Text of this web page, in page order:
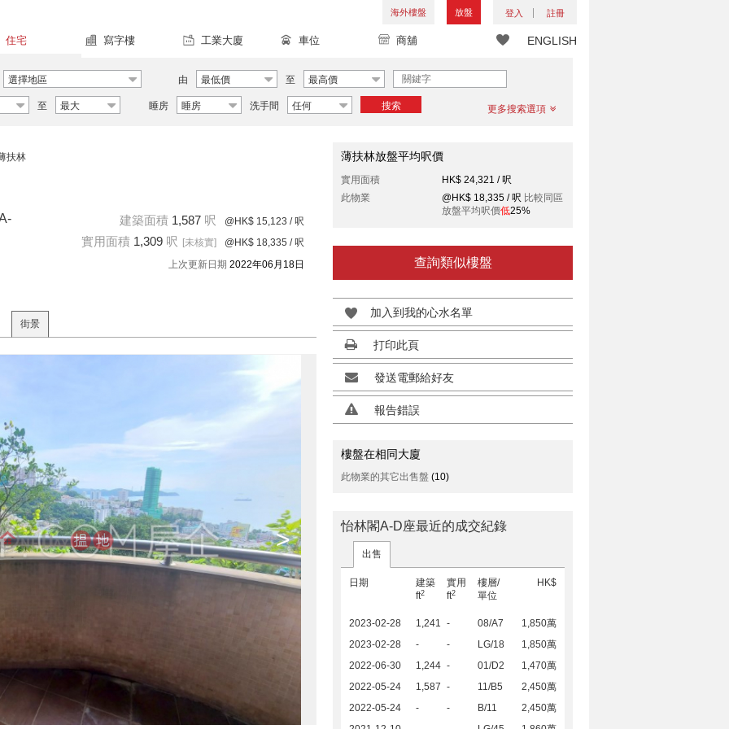
海外樓盤 放盤 登入 註冊
ENGLISH
住宅 寫字樓 工業大廈 車位 商舖
選擇地區 由 最低價 至 最高價
至 最大 睡房 睡房 洗手間 任何 搜索 更多搜索選項
扶林
建築面積 1,587 呎 @HK$ 15,123 / 呎
實用面積 1,309 呎 [未核實] @HK$ 18,335 / 呎
上次更新日期 2022年06月18日
街景
>
薄扶林放盤平均呎價
實用面積
HK$ 24,321 / 呎
此物業
@HK$ 18,335 / 呎 比較同區
放盤平均呎價低25%
查詢類似樓盤
加入到我的心水名單
打印此頁
發送電郵給好友
報告錯誤
樓盤在相同大廈
此物業的其它出售盤 (10)
怡林閣A-D座最近的成交紀錄
出售
日期
建築
ft2
實用
ft2
樓層/
單位
HK$
2023-02-28 1,241 - 08/A7
1,850萬
2023-02-28
- - LG/18
1,850萬
2022-06-30
1,244 - 01/D2
1,470萬
2022-05-24
1,587 - 11/B5
2,450萬
2022-05-24
- - B/11
2,450萬